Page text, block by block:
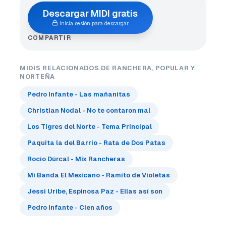
Descargar MIDI gratis
Inicia sesión para descargar
COMPARTIR
MIDIS RELACIONADOS DE RANCHERA, POPULAR Y
NORTEÑA
Pedro Infante - Las mañanitas
Christian Nodal - No te contaron mal
Los Tigres del Norte - Tema Principal
Paquita la del Barrio - Rata de Dos Patas
Rocío Dúrcal - Mix Rancheras
Mi Banda El Mexicano - Ramito de Violetas
Jessi Uribe, Espinosa Paz - Ellas así son
Pedro Infante - Cien años